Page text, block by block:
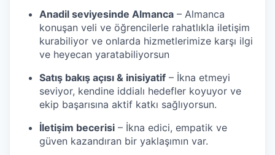
Anadil seviyesinde Almanca – Almanca
konuşan veli ve öğrencilerle rahatlıkla iletişim
kurabiliyor ve onlarda hizmetlerimize karşı ilgi
ve heyecan yaratabiliyorsun
Satış bakış açısı & inisiyatif – İkna etmeyi
seviyor, kendine iddialı hedefler koyuyor ve
ekip başarısına aktif katkı sağlıyorsun.
İletişim becerisi – İkna edici, empatik ve
güven kazandıran bir yaklaşımın var.